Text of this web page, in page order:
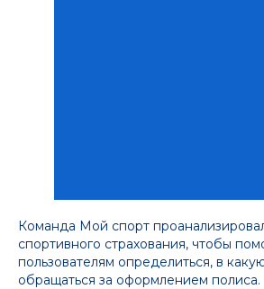
Команда Мой спорт
спортивного страхования, чтобы
пользователям определиться, в
обращаться за оформлением полиса.